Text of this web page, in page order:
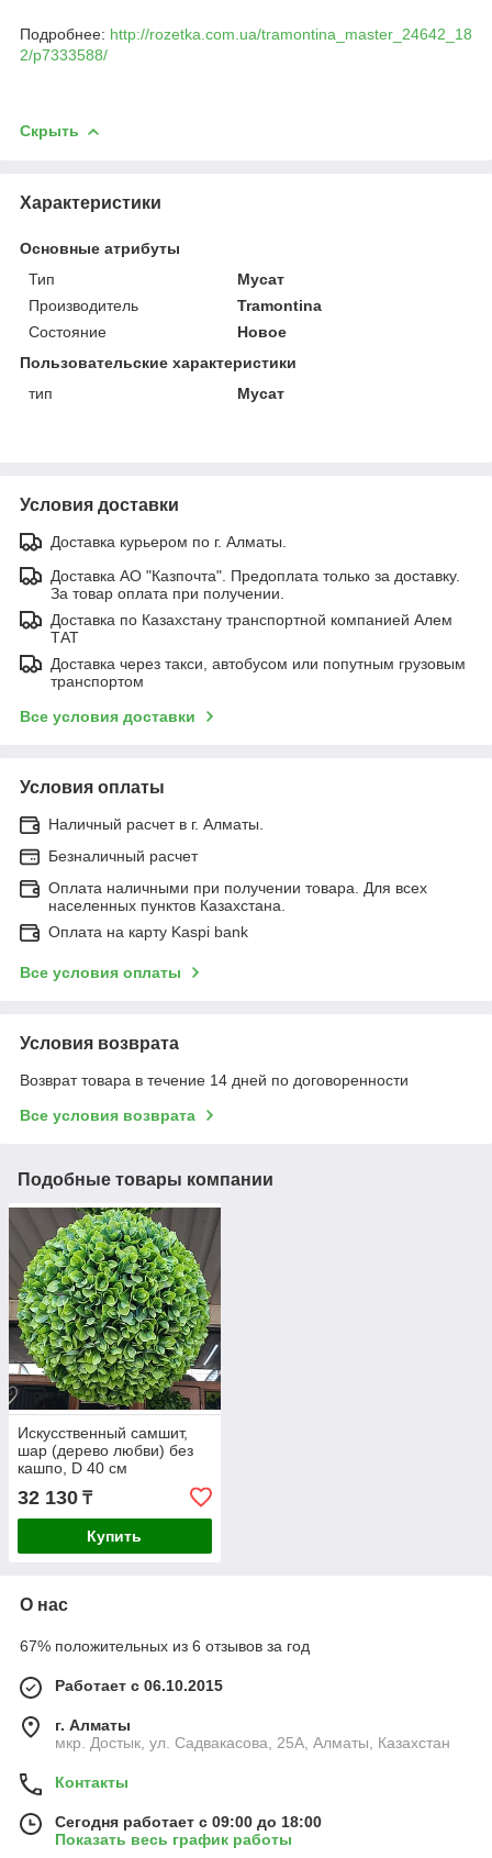
Подробнее: http://rozetka.com.ua/tramontina_master_24642_18
2/p7333588/
Скрыть
Характеристики
Основные атрибуты
Тип
Мусат
Производитель
Tramontina
Состояние
Новое
Пользовательские характеристики
тип
Мусат
Условия доставки
Доставка курьером по г. Алматы.
Доставка АО "Казпочта". Предоплата только за доставку.
За товар оплата при получении.
Доставка по Казахстану транспортной компанией Алем
ТАТ
Доставка через такси, автобусом или попутным грузовым
транспортом
Все условия доставки
Условия оплаты
Наличный расчет в г. Алматы.
Безналичный расчет
Оплата наличными при получении товара. Для всех
населенных пунктов Казахстана.
Оплата на карту Kaspi bank
Все условия оплаты
Условия возврата
Возврат товара в течение 14 дней по договоренности
Все условия возврата
Подобные товары компании
Искусственный самшит,
шар (дерево любви) без
кашпо, D 40 см
32 130 ₸
Купить
О нас
67% положительных из 6 отзывов за год
Работает с 06.10.2015
г. Алматы
мкр. Достык, ул. Садвакасова, 25А, Алматы, Казахстан
Контакты
Сегодня работает с 09:00 до 18:00
Показать весь график работы